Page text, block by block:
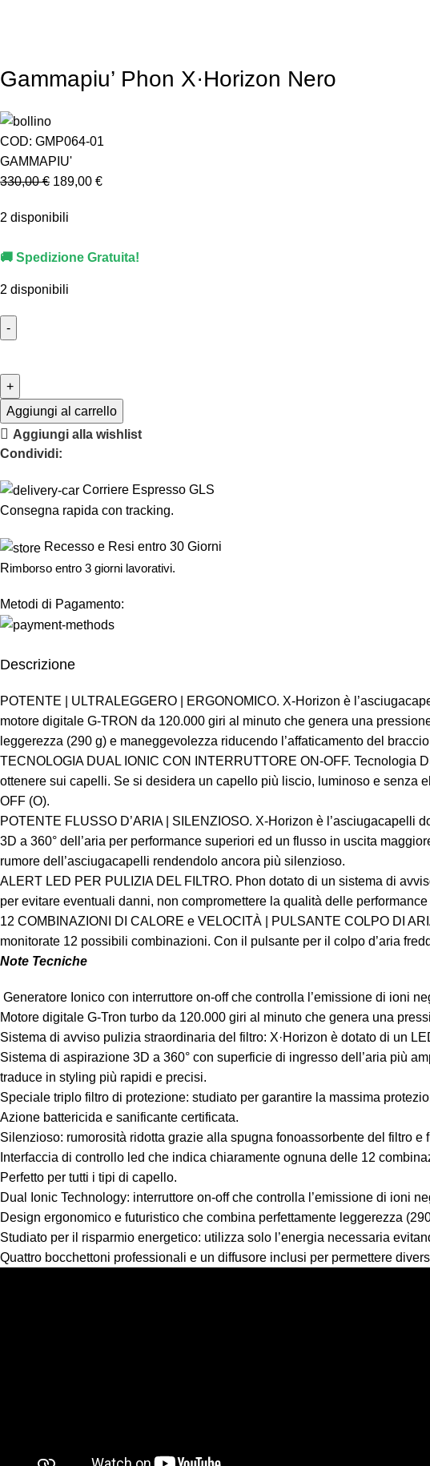
Gammapiu’ Phon X·Horizon Nero
COD: GMP064-01
GAMMAPIU'
330,00€ 189,00 €
2 disponibili
🚚 Spedizione Gratuita!
2 disponibili
Aggiungi al carrello
Aggiungi alla wishlist
Condividi:
Corriere Espresso GLS
Consegna rapida con tracking.
Recesso e Resi entro 30 Giorni
Rimborso entro 3 giorni lavorativi.
Metodi di Pagamento:
Descrizione
POTENTE | ULTRALEGGERO | ERGONOMICO. X-Horizon è
motore digitale G-TRON da 120.000 giri al minuto che genera una
leggerezza (290 g) e maneggevolezza riducendo l’affaticamento del
TECNOLOGIA DUAL IONIC CON INTERRUTTORE ON-OFF. Tecnologia
ottenere sui capelli. Se si desidera un capello più liscio, luminoso e senza
OFF (O).
POTENTE FLUSSO D’ARIA | SILENZIOSO. X-Horizon è l’asciugacapelli
3D a 360° dell’aria per performance superiori ed un flusso in uscita
rumore dell’asciugacapelli rendendolo ancora più silenzioso.
ALERT LED PER PULIZIA DEL FILTRO. Phon dotato di un sistema di
per evitare eventuali danni, non compromettere la qualità delle
12 COMBINAZIONI DI CALORE e VELOCITÀ | PULSANTE COLPO DI
monitorate 12 possibili combinazioni. Con il pulsante per il colpo d’aria
Note Tecniche
Generatore Ionico con interruttore on-off che controlla l’emissione di ioni
Motore digitale G-Tron turbo da 120.000 giri al minuto che genera una
Sistema di avviso pulizia straordinaria del filtro: X·Horizon è dotato di un
Sistema di aspirazione 3D a 360° con superficie di ingresso dell’aria più
traduce in styling più rapidi e precisi.
Speciale triplo filtro di protezione: studiato per garantire la massima
Azione battericida e sanificante certificata.
Silenzioso: rumorosità ridotta grazie alla spugna fonoassorbente del filtro
Interfaccia di controllo led che indica chiaramente ognuna delle 12
Perfetto per tutti i tipi di capello.
Dual Ionic Technology: interruttore on-off che controlla l’emissione di ioni
Design ergonomico e futuristico che combina perfettamente leggerezza
Studiato per il risparmio energetico: utilizza solo l’energia necessaria
Quattro bocchettoni professionali e un diffusore inclusi per permettere